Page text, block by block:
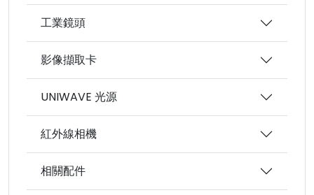
工業鏡頭
影像擷取卡
UNIWAVE 光源
紅外線相機
相關配件